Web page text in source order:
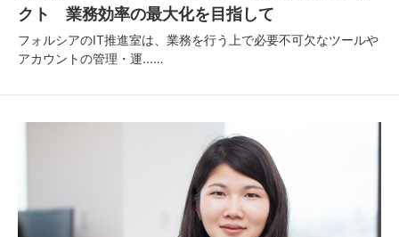
クト 業務効率の最大化を目指して
フォルシアのIT推進室は、業務を行う上で必要不可欠なツールや
アカウントの管理・運...…